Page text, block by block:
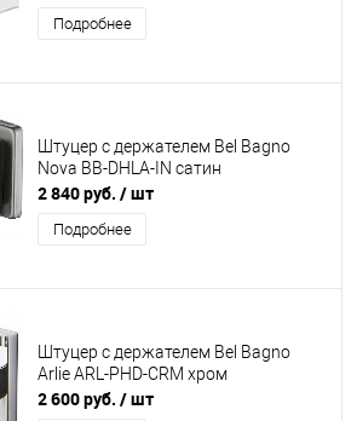
Подробнее
Штуцер с держателем Bel Bagno
Nova BB-DHLA-IN сатин
2 840 руб. / шт
Подробнее
Штуцер с держателем Bel Bagno
Arlie ARL-PHD-CRM хром
2 600 руб. / шт